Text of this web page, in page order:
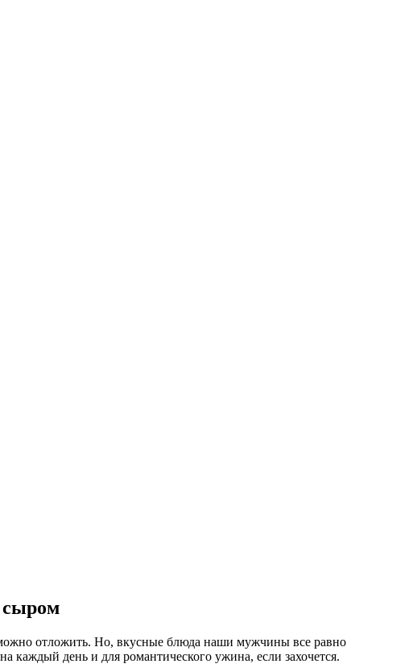
сыром
отложить. Но, вкусные блюда наши мужчины все равно
день и для романтического ужина, если захочется.